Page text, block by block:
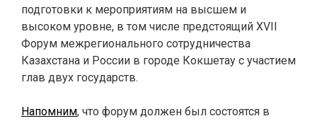
подготовки к мероприятиям на высшем и
высоком уровне, в том числе предстоящий XVII
Форум межрегионального сотрудничества
Казахстана и России в городе Кокшетау с участием
глав двух государств.
Напомним, что форум должен был состоятся в